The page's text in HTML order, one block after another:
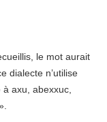
le mot aurait
dialecte n’utilise
axu, abexxuc,